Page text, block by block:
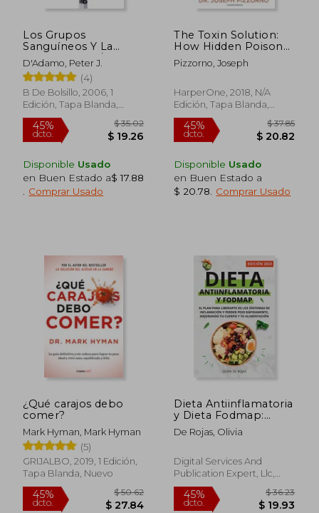
45%
dcto.
$ 49.80 45%
dcto. $
Los Grupos
Sanguíneos Y La
Alimentación / Eat
Right for Your Type =
Eat Right for Your
Type
D'Adamo, Peter J.
(4)
B De Bolsillo, 2006, 1
Edición, Tapa Blanda,
Nuevo
Disponible Usado
en Buen Estado a$ 17.88
Comprar Usado
The Toxin Solution:
How Hidden Poisons
in the Air, Water,
Food, and Products
Destroying our
Health--And What we
Inglés)
Pizzorno, Joseph
HarperOne, 2018, N/A
Edición, Tapa Blanda,
Nuevo
Disponible Usado
en Buen Estado a
$ 20.78
Comprar Usado
¿Qué carajos debo
comer?
Mark Hyman, Mark Hyman
(5)
GRIJALBO, 2019, 1 Edición,
Tapa Blanda, Nuevo
Dieta Antiinflamatoria
y Dieta Fodmap:
Como Mejorar tu
Cuerpo con una Vida
Síntomas de
Inflamación y Perder
De Rojas, Olivia
Digital Services And
Publication Expert, Llc,
Tapa Blanda, Nuevo